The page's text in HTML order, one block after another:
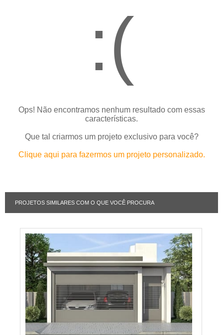
:(
Ops! Não encontramos nenhum resultado com essas
características.
Que tal criarmos um projeto exclusivo para você?
Clique aqui para fazermos um projeto personalizado.
PROJETOS SIMILARES COM O QUE VOCÊ PROCURA